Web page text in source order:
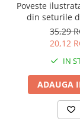
Poveste
din seturile
35,29
20,12
IN
ADAUGA